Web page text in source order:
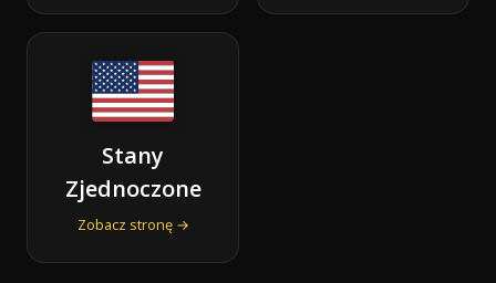
Stany
Zjednoczone
Zobacz stronę →